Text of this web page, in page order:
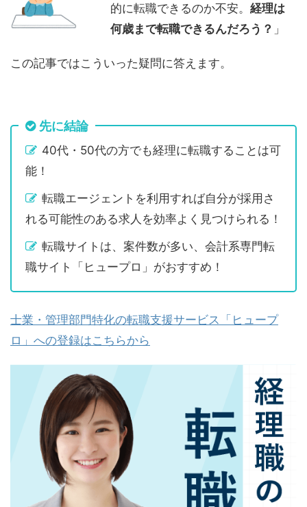
的に転職できるのか不安。経理は
何歳まで転職できるんだろう？ 」
この記事ではこういった疑問に答えます。
先に結論
40代・50代の方でも経理に転職することは可
能！
転職エージェントを利用すれば自分が採用さ
れる可能性のある求人を効率よく見つけられる！
転職サイトは、案件数が多い、会計系専門転
職サイト「ヒュープロ」がおすすめ！
士業・管理部門特化の転職支援サービス「ヒュープ
ロ」への登録はこちらから